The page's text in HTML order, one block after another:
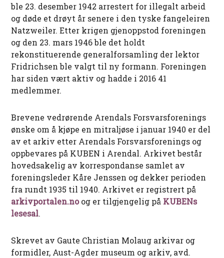
ble 23. desember 1942 arrestert for illegalt arbeid
og døde et drøyt år senere i den tyske fangeleiren
Natzweiler. Etter krigen gjenoppstod foreningen
og den 23. mars 1946 ble det holdt
rekonstituerende generalforsamling der lektor
Fridrichsen ble valgt til ny formann. Foreningen
har siden vært aktiv og hadde i 2016 41
medlemmer.
Brevene vedrørende Arendals Forsvarsforenings
ønske om å kjøpe en mitraljøse i januar 1940 er del
av et arkiv etter Arendals Forsvarsforenings og
oppbevares på KUBEN i Arendal. Arkivet består
hovedsakelig av korrespondanse samlet av
foreningsleder Kåre Jenssen og dekker perioden
fra rundt 1935 til 1940. Arkivet er registrert på
arkivportalen.noog er tilgjengelig på KUBENs
lesesal.
Skrevet av Gaute Christian Molaug arkivar og
formidler, Aust-Agder museum og arkiv, avd.